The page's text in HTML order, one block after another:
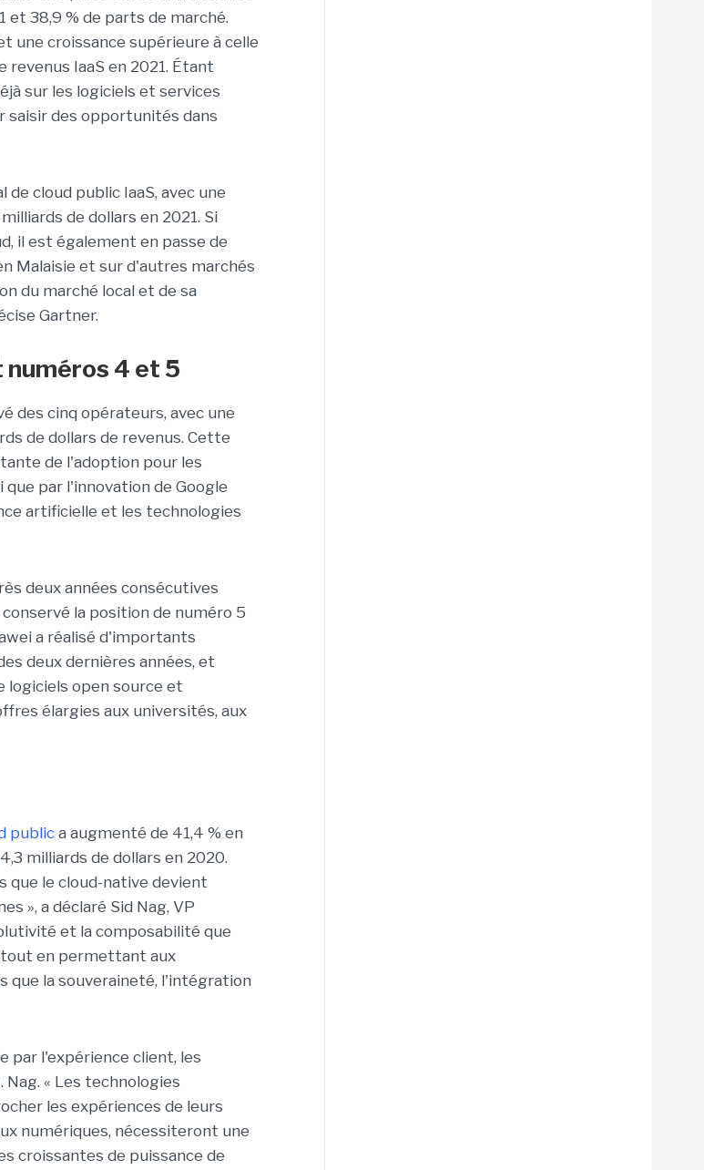
et 38,9 % de parts de marché.
une croissance supérieure à celle
revenus IaaS en 2021. Étant
sur les logiciels et services
saisir des opportunités dans
cloud public IaaS, avec une
de dollars en 2021. Si
il est également en passe de
Malaisie et sur d'autres marchés
du marché local et de sa
Gartner.
4 et 5
des cinq opérateurs, avec une
de dollars de revenus. Cette
de l'adoption pour les
par l'innovation de Google
artificielle et les technologies
deux années consécutives
la position de numéro 5
a réalisé d'importants
deux dernières années, et
logiciels open source et
élargies aux universités, aux
publica augmenté de 41,4 % en
milliards de dollars en 2020.
que le cloud-native devient
», a déclaré Sid Nag, VP
et la composabilité que
tout en permettant aux
que la souveraineté, l'intégration
par l'expérience client, les
« Les technologies
les expériences de leurs
numériques, nécessiteront une
croissantes de puissance de